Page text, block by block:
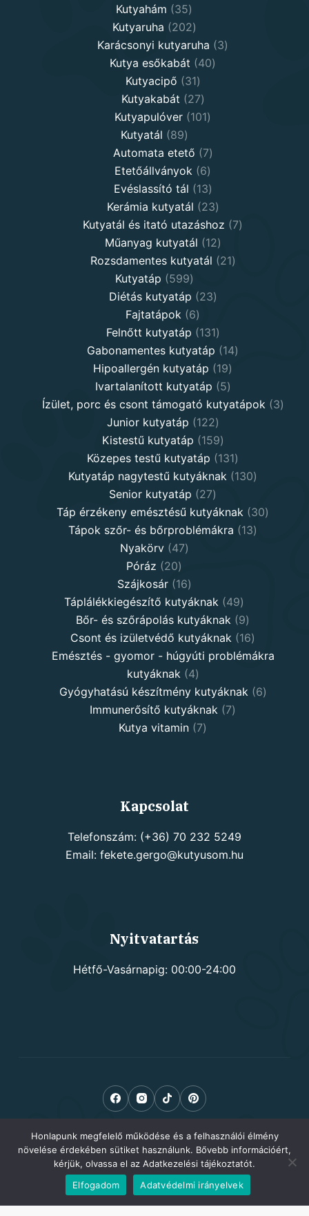
Kutyahám 3535
products
Kutyaruha 202202
products
Karácsonyi kutyaruha 33
Kutya esőkabát 4040
Kutyacipő 3131
products
Kutyakabát 2727
products
Kutyapulóver 101101
Kutyatál 8989
products
Automata etető 77
products
Etetőállványok 66
products
Evéslassító tál 1313
products
Kerámia kutyatál 2323
products
Kutyatál és itató utazáshoz 77
Műanyag kutyatál 1212
products
Rozsdamentes kutyatál 2121
Kutyatáp 599599
products
Diétás kutyatáp 2323
Fajtatápok 66
products
Felnőtt kutyatáp 131131
products
Gabonamentes kutyatáp 1414
Hipoallergén kutyatáp 1919
products
Ivartalanított kutyatáp 55
products
Ízület, porc és csont támogató kutyatápok 33
Junior kutyatáp 122122
products
Kistestű kutyatáp 159159
products
Közepes testű kutyatáp 131131
products
Kutyatáp nagytestű kutyáknak 130130
Senior kutyatáp 2727
products
Táp érzékeny emésztésű kutyáknak 3030
Tápok szőr- és bőrproblémákra 1313
Nyakörv 4747
Póráz 2020
products
Szájkosár 1616
products
Táplálékkiegészítő kutyáknak 4949
products
Bőr- és szőrápolás kutyáknak 99
products
Csont és izületvédő kutyáknak 1616
products
Emésztés - gyomor - húgyúti problémákra
kutyáknak
44
products
Gyógyhatású készítmény kutyáknak 66
Immunerősítő kutyáknak 77
Kutya vitamin 77
Kapcsolat
Telefonszám: (+36) 70 232 5249
Email: fekete.gergo@kutyusom.hu
Nyitvatartás
Hétfő-Vasárnapig: 00:00-24:00
Honlapunk megfelelő működése és a felhasználói élmény
növelése érdekében sütiket használunk. Bővebb információért,
kérjük, olvassa el az Adatkezelési tájékoztatót.
Elfogadom
Adatvédelmi irányelvek